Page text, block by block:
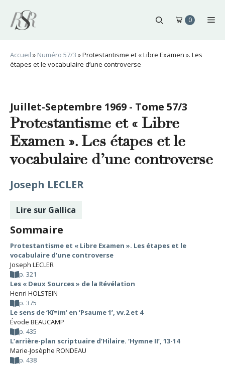
contenu
0
Accueil » Numéro 57/3 »Protestantisme et « Libre Examen ». Les
étapes et le vocabulaire d’une controverse
Juillet-Septembre 1969 - Tome 57/3
Protestantisme et « Libre
Examen ». Les étapes et le
vocabulaire d’une controverse
Joseph LECLER
Lire sur Gallica
Sommaire
Protestantisme et « Libre Examen ». Les étapes et le
vocabulaire d’une controverse
Joseph LECLER
p. 321
Les « Deux Sources » de la Révélation
Henri HOLSTEIN
p. 375
Le sens de ‘Kî=im’ en ‘Psaume 1’, vv.2 et 4
Évode BEAUCAMP
p. 435
L’arrière-plan scriptuaire d’Hilaire. ‘Hymne II’, 13-14
Marie-Josèphe RONDEAU
p. 438